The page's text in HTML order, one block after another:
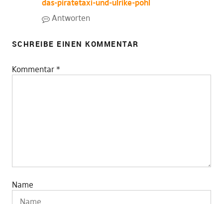
das-piratetaxi-und-ulrike-pohl
Antworten
SCHREIBE EINEN KOMMENTAR
Kommentar *
Name